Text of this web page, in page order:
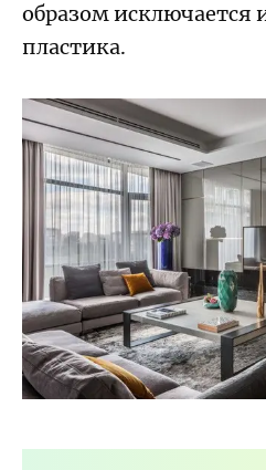
образом исключается
пластика.